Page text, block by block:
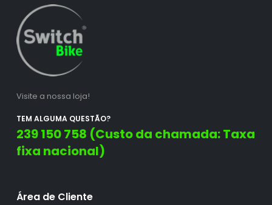
Visite a nossa loja!
TEM ALGUMA QUESTÃO?
239 150 758 (Custo da chamada: Taxa
fixa nacional)
Área de Cliente